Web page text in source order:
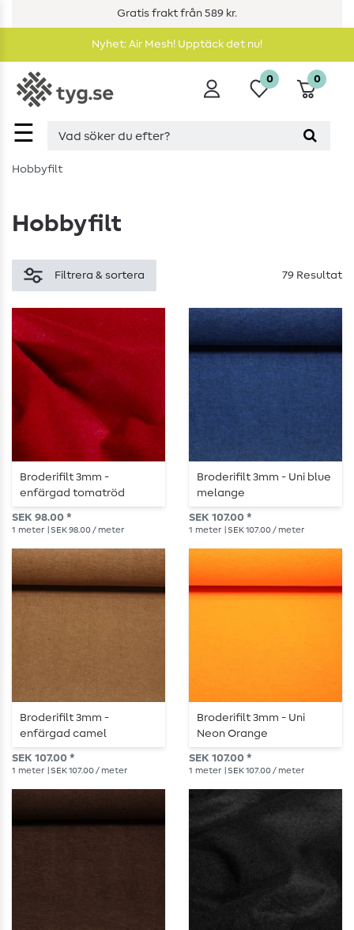
Gratis frakt från 589 kr.
Nyhet: Air Mesh! Upptäck det nu!
☰
0 0
Hobbyfilt
Hobbyfilt
Filtrera & sortera 79 Resultat
Broderifilt 3mm -
enfärgad tomatröd
SEK 98.00 *
1 meter | SEK 98.00 / meter
Broderifilt 3mm - Uni blue
melange
SEK 107.00 *
1 meter | SEK 107.00 / meter
Broderifilt 3mm -
enfärgad camel
SEK 107.00 *
1 meter | SEK 107.00 / meter
Broderifilt 3mm - Uni
Neon Orange
SEK 107.00 *
1 meter | SEK 107.00 / meter